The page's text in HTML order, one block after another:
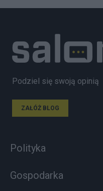
Podziel się swoją opinią
ZAŁÓŻ BLOG
Polityka
Gospodarka